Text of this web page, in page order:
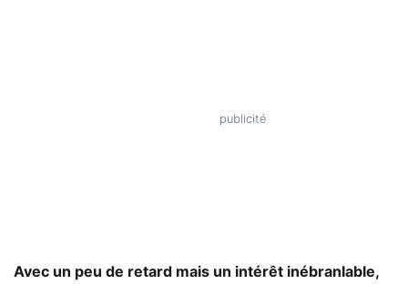
Avec un peu de retard mais un intérêt inébranlable,